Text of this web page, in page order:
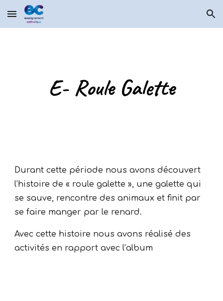
Skip to main content Skip to navigation
E- Roule Galette
Durant cette période nous avons découvert
l’histoire de « roule galette », une galette qui
se sauve, rencontre des animaux et finit par
se faire manger par le renard.
Avec cette histoire nous avons réalisé des
activités en rapport avec l’album